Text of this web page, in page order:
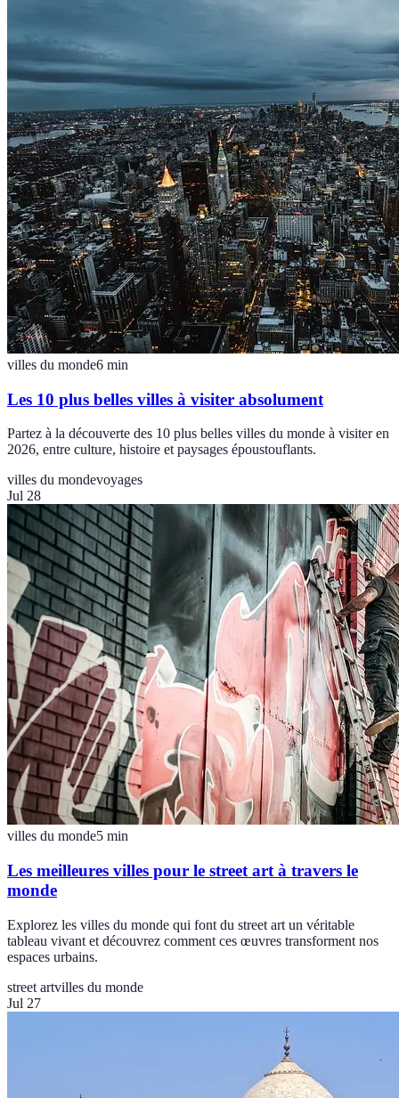
villes du monde6 min
Les 10 plus belles villes à visiter absolument
Partez à la découverte des 10 plus belles villes du monde à visiter en
2026, entre culture, histoire et paysages époustouflants.
villes du mondevoyages
Jul 28
villes du monde5 min
Les meilleures villes pour le street art à travers le
monde
Explorez les villes du monde qui font du street art un véritable
tableau vivant et découvrez comment ces œuvres transforment nos
espaces urbains.
street artvilles du monde
Jul 27